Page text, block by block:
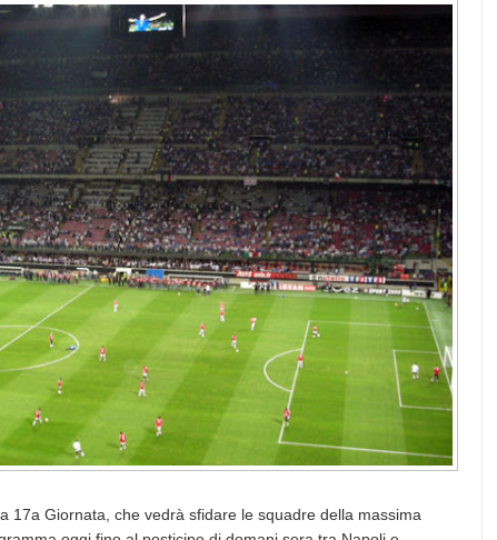
17a Giornata, che vedrà sfidare le squadre della massima